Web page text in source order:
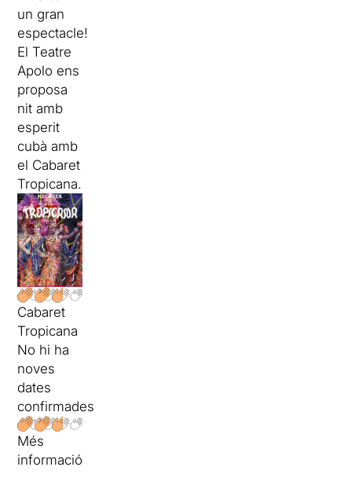
un gran
espectacle!
El Teatre
Apolo ens
proposa
nit amb
esperit
cubà amb
el Cabaret
Tropicana.
Cabaret
Tropicana
No hi ha
noves
dates
confirmades
Més
informació